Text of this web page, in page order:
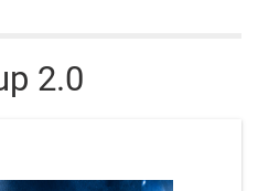
2.0